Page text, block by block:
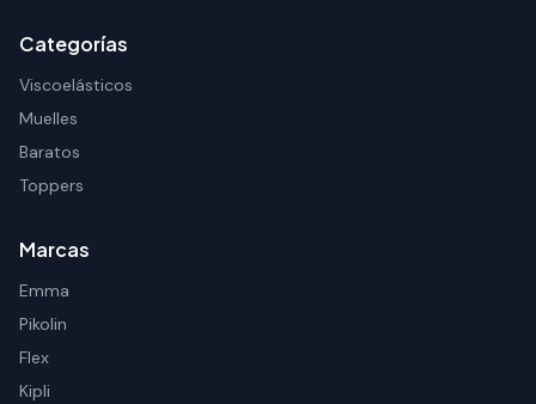
Categorías
Viscoelásticos
Muelles
Baratos
Toppers
Marcas
Emma
Pikolin
Flex
Kipli